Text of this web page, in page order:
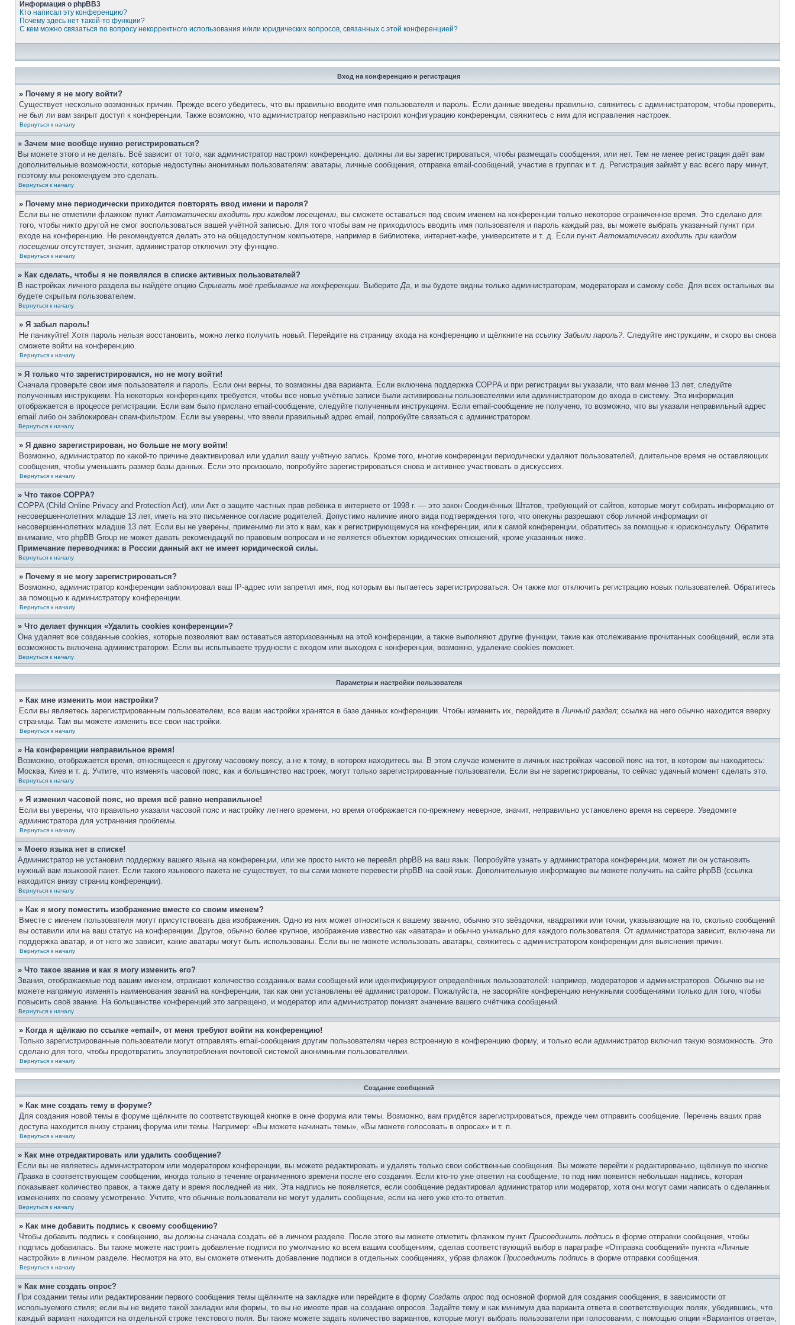
Информация о phpBB3
Кто написал эту конференцию?
Почему здесь нет такой-то функции?
С кем можно связаться по вопросу некорректного использования и/или юридических вопросов, связанных с этой конференцией?
Вход на конференцию и регистрация
» Почему я не могу войти?
Существует несколько возможных причин. Прежде всего убедитесь, что вы правильно вводите имя пользователя и пароль. Если данные введены правильно, свяжитесь с администратором, чтобы проверить,
не был ли вам закрыт доступ к конференции. Также возможно, что администратор неправильно настроил конфигурацию конференции, свяжитесь с ним для исправления настроек.
Вернуться к началу
» Зачем мне вообще нужно регистрироваться?
Вы можете этого и не делать. Всё зависит от того, как администратор настроил конференцию: должны ли вы зарегистрироваться, чтобы размещать сообщения, или нет. Тем не менее регистрация даёт вам
дополнительные возможности, которые недоступны анонимным пользователям: аватары, личные сообщения, отправка email-сообщений, участие в группах и т. д. Регистрация займёт у вас всего пару минут,
поэтому мы рекомендуем это сделать.
Вернуться к началу
» Почему мне периодически приходится повторять ввод имени и пароля?
Если вы не отметили флажком пунктАвтоматически входить при каждом посещении, вы сможете оставаться под своим именем на конференции только некоторое ограниченное время. Это сделано для
того, чтобы никто другой не смог воспользоваться вашей учётной записью. Для того чтобы вам не приходилось вводить имя пользователя и пароль каждый раз, вы можете выбрать указанный пункт при
входе на конференцию. Не рекомендуется делать это на общедоступном компьютере, например в библиотеке, интернет-кафе, университете и т. д. Если пунктАвтоматически входить при каждом
посещении отсутствует, значит, администратор отключил эту функцию.
Вернуться к началу
» Как сделать, чтобы я не появлялся в списке активных пользователей?
В настройках личного раздела вы найдёте опцию Скрывать моё пребывание на конференции. ВыберитеДа, и вы будете видны только администраторам, модераторам и самому себе. Для всех остальных вы
будете скрытым пользователем.
Вернуться к началу
» Я забыл пароль!
Не паникуйте! Хотя пароль нельзя восстановить, можно легко получить новый. Перейдите на страницу входа на конференцию и щёлкните на ссылку Забыли пароль?. Следуйте инструкциям, и скоро вы снова
сможете войти на конференцию.
Вернуться к началу
» Я только что зарегистрировался, но не могу войти!
Сначала проверьте свои имя пользователя и пароль. Если они верны, то возможны два варианта. Если включена поддержка COPPA и при регистрации вы указали, что вам менее 13 лет, следуйте
полученным инструкциям. На некоторых конференциях требуется, чтобы все новые учётные записи были активированы пользователями или администратором до входа в систему. Эта информация
отображается в процессе регистрации. Если вам было прислано email-сообщение, следуйте полученным инструкциям. Если email-сообщение не получено, то возможно, что вы указали неправильный адрес
email либо он заблокирован спам-фильтром. Если вы уверены, что ввели правильный адрес email, попробуйте связаться с администратором.
Вернуться к началу
» Я давно зарегистрирован, но больше не могу войти!
Возможно, администратор по какой-то причине деактивировал или удалил вашу учётную запись. Кроме того, многие конференции периодически удаляют пользователей, длительное время не оставляющих
сообщения, чтобы уменьшить размер базы данных. Если это произошло, попробуйте зарегистрироваться снова и активнее участвовать в дискуссиях.
Вернуться к началу
» Что такое COPPA?
COPPA (Child Online Privacy and Protection Act), или Акт о защите частных прав ребёнка в интернете от 1998 г. — это закон Соединённых Штатов, требующий от сайтов, которые могут собирать информацию от
несовершеннолетних младше 13 лет, иметь на это письменное согласие родителей. Допустимо наличие иного вида подтверждения того, что опекуны разрешают сбор личной информации от
несовершеннолетних младше 13 лет. Если вы не уверены, применимо ли это к вам, как к регистрирующемуся на конференции, или к самой конференции, обратитесь за помощью к юрисконсульту. Обратите
внимание, что phpBB Group не может давать рекомендаций по правовым вопросам и не является объектом юридических отношений, кроме указанных ниже.
Примечание переводчика: в России данный акт не имеет юридической силы.
Вернуться к началу
» Почему я не могу зарегистрироваться?
Возможно, администратор конференции заблокировал ваш IP-адрес или запретил имя, под которым вы пытаетесь зарегистрироваться. Он также мог отключить регистрацию новых пользователей. Обратитесь
за помощью к администратору конференции.
Вернуться к началу
» Что делает функция «Удалить cookies конференции»?
Она удаляет все созданные cookies, которые позволяют вам оставаться авторизованным на этой конференции, а также выполняют другие функции, такие как отслеживание прочитанных сообщений, если эта
возможность включена администратором. Если вы испытываете трудности с входом или выходом с конференции, возможно, удаление cookies поможет.
Вернуться к началу
Параметры и настройки пользователя
» Как мне изменить мои настройки?
Если вы являетесь зарегистрированным пользователем, все ваши настройки хранятся в базе данных конференции. Чтобы изменить их, перейдите вЛичный раздел; ссылка на него обычно находится вверху
страницы. Там вы можете изменить все свои настройки.
Вернуться к началу
» На конференции неправильное время!
Возможно, отображается время, относящееся к другому часовому поясу, а не к тому, в котором находитесь вы. В этом случае измените в личных настройках часовой пояс на тот, в котором вы находитесь:
Москва, Киев и т. д. Учтите, что изменять часовой пояс, как и большинство настроек, могут только зарегистрированные пользователи. Если вы не зарегистрированы, то сейчас удачный момент сделать это.
Вернуться к началу
» Я изменил часовой пояс, но время всё равно неправильное!
Если вы уверены, что правильно указали часовой пояс и настройку летнего времени, но время отображается по-прежнему неверное, значит, неправильно установлено время на сервере. Уведомите
администратора для устранения проблемы.
Вернуться к началу
» Моего языка нет в списке!
Администратор не установил поддержку вашего языка на конференции, или же просто никто не перевёл phpBB на ваш язык. Попробуйте узнать у администратора конференции, может ли он установить
нужный вам языковой пакет. Если такого языкового пакета не существует, то вы сами можете перевести phpBB на свой язык. Дополнительную информацию вы можете получить на сайте phpBB (ссылка
находится внизу страниц конференции).
Вернуться к началу
» Как я могу поместить изображение вместе со своим именем?
Вместе с именем пользователя могут присутствовать два изображения. Одно из них может относиться к вашему званию, обычно это звёздочки, квадратики или точки, указывающие на то, сколько сообщений
вы оставили или на ваш статус на конференции. Другое, обычно более крупное, изображение известно как «аватара» и обычно уникально для каждого пользователя. От администратора зависит, включена ли
поддержка аватар, и от него же зависит, какие аватары могут быть использованы. Если вы не можете использовать аватары, свяжитесь с администратором конференции для выяснения причин.
Вернуться к началу
» Что такое звание и как я могу изменить его?
Звания, отображаемые под вашим именем, отражают количество созданных вами сообщений или идентифицируют определённых пользователей: например, модераторов и администраторов. Обычно вы не
можете напрямую изменять наименования званий на конференции, так как они установлены её администратором. Пожалуйста, не засоряйте конференцию ненужными сообщениями только для того, чтобы
повысить своё звание. На большинстве конференций это запрещено, и модератор или администратор понизят значение вашего счётчика сообщений.
Вернуться к началу
» Когда я щёлкаю по ссылке «email», от меня требуют войти на конференцию!
Только зарегистрированные пользователи могут отправлять email-сообщения другим пользователям через встроенную в конференцию форму, и только если администратор включил такую возможность. Это
сделано для того, чтобы предотвратить злоупотребления почтовой системой анонимными пользователями.
Вернуться к началу
Создание сообщений
» Как мне создать тему в форуме?
Для создания новой темы в форуме щёлкните по соответствующей кнопке в окне форума или темы. Возможно, вам придётся зарегистрироваться, прежде чем отправить сообщение. Перечень ваших прав
доступа находится внизу страниц форума или темы. Например: «Вы можете начинать темы», «Вы можете голосовать в опросах» и т. п.
Вернуться к началу
» Как мне отредактировать или удалить сообщение?
Если вы не являетесь администратором или модератором конференции, вы можете редактировать и удалять только свои собственные сообщения. Вы можете перейти к редактированию, щёлкнув по кнопке
Правка в соответствующем сообщении, иногда только в течение ограниченного времени после его создания. Если кто-то уже ответил на сообщение, то под ним появится небольшая надпись, которая
показывает количество правок, а также дату и время последней из них. Эта надпись не появляется, если сообщение редактировал администратор или модератор, хотя они могут сами написать о сделанных
изменениях по своему усмотрению. Учтите, что обычные пользователи не могут удалить сообщение, если на него уже кто-то ответил.
Вернуться к началу
» Как мне добавить подпись к своему сообщению?
Чтобы добавить подпись к сообщению, вы должны сначала создать её в личном разделе. После этого вы можете отметить флажком пункт Присоединить подпись в форме отправки сообщения, чтобы
подпись добавилась. Вы также можете настроить добавление подписи по умолчанию ко всем вашим сообщениям, сделав соответствующий выбор в параграфе «Отправка сообщений» пункта «Личные
настройки» в личном разделе. Несмотря на это, вы сможете отменить добавление подписи в отдельных сообщениях, убрав флажок Присоединить подпись в форме отправки сообщения.
Вернуться к началу
» Как мне создать опрос?
При создании темы или редактировании первого сообщения темы щёлкните на закладке или перейдите в форму Создать опрос под основной формой для создания сообщения, в зависимости от
используемого стиля; если вы не видите такой закладки или формы, то вы не имеете прав на создание опросов. Задайте тему и как минимум два варианта ответа в соответствующих полях, убедившись, что
каждый вариант находится на отдельной строке текстового поля. Вы также можете задать количество вариантов, которые могут выбрать пользователи при голосовании, с помощью опции «Вариантов ответа»,